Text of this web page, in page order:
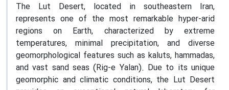
The Lut Desert, located in southeastern Iran,
represents one of the most remarkable hyper-arid
regions on Earth, characterized by extreme
temperatures, minimal precipitation, and diverse
geomorphological features such as kaluts, hammadas,
and vast sand seas (Rig-e Yalan). Due to its unique
geomorphic and climatic conditions, the Lut Desert